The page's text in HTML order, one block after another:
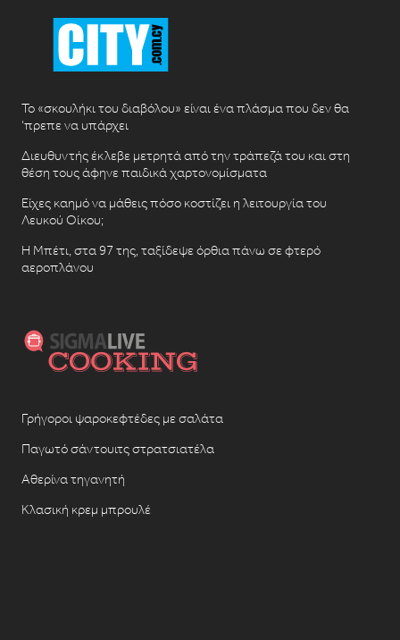
Το «σκουλήκι του διαβόλου» είναι ένα πλάσμα που δεν θα
‘πρεπε να υπάρχει
Διευθυντής έκλεβε μετρητά από την τράπεζά του και στη
θέση τους άφηνε παιδικά χαρτονομίσματα
Είχες καημό να μάθεις πόσο κοστίζει η λειτουργία του
Λευκού Οίκου;
Η Μπέτι, στα 97 της, ταξίδεψε όρθια πάνω σε φτερό
αεροπλάνου
Γρήγοροι ψαροκεφτέδες με σαλάτα
Παγωτό σάντουιτς στρατσιατέλα
Αθερίνα τηγανητή
Κλασική κρεμ μπρουλέ